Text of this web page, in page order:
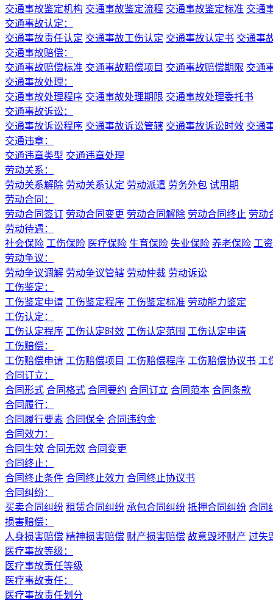
交通事故鉴定机构 交通事故鉴定流程 交通事故鉴定标准 交通
交通事故认定：
交通事故责任认定 交通事故工伤认定 交通事故认定书 交通事
交通事故赔偿：
交通事故赔偿标准 交通事故赔偿项目 交通事故赔偿期限 交通
交通事故处理：
交通事故处理程序 交通事故处理期限 交通事故处理委托书
交通事故诉讼：
交通事故诉讼程序 交通事故诉讼管辖 交通事故诉讼时效 交通
交通违章：
交通违章类型 交通违章处理
劳动关系：
劳动关系解除 劳动关系认定 劳动派遣 劳务外包 试用期
劳动合同：
劳动合同签订 劳动合同变更 劳动合同解除 劳动合同终止 劳动
劳动待遇：
社会保险 工伤保险 医疗保险 生育保险 失业保险 养老保险 工资
劳动争议：
劳动争议调解 劳动争议管辖 劳动仲裁 劳动诉讼
工伤鉴定：
工伤鉴定申请 工伤鉴定程序 工伤鉴定标准 劳动能力鉴定
工伤认定：
工伤认定程序 工伤认定时效 工伤认定范围 工伤认定申请
工伤赔偿：
工伤赔偿申请 工伤赔偿项目 工伤赔偿程序 工伤赔偿协议书 工
合同订立：
合同形式 合同格式 合同要约 合同订立 合同范本 合同条款
合同履行：
合同履行要素 合同保全 合同违约金
合同效力：
合同生效 合同无效 合同变更
合同终止：
合同终止条件 合同终止效力 合同终止协议书
合同纠纷：
买卖合同纠纷 租赁合同纠纷 承包合同纠纷 抵押合同纠纷 合同
损害赔偿：
人身损害赔偿 精神损害赔偿 财产损害赔偿 故意毁坏财产 过失
医疗事故等级：
医疗事故责任等级
医疗事故责任：
医疗事故责任划分